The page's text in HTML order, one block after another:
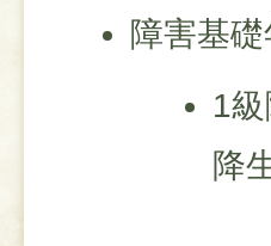
障害基
1
降